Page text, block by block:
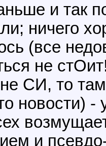
и так
ничего
(все
не
СИ, то
новости) -
и